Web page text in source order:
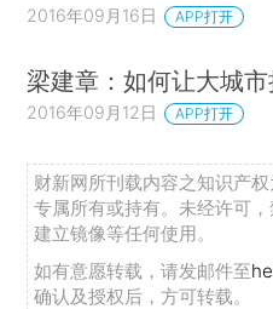
2016年09月16日 APP打开
梁建章：如何让大城
2016年09月12日 APP打开
财新网所刊载内容之知识产
专属所有或持有。未经许可
建立镜像等任何使用。
如有意愿转载，请发邮件至
确认及授权后，方可转载。